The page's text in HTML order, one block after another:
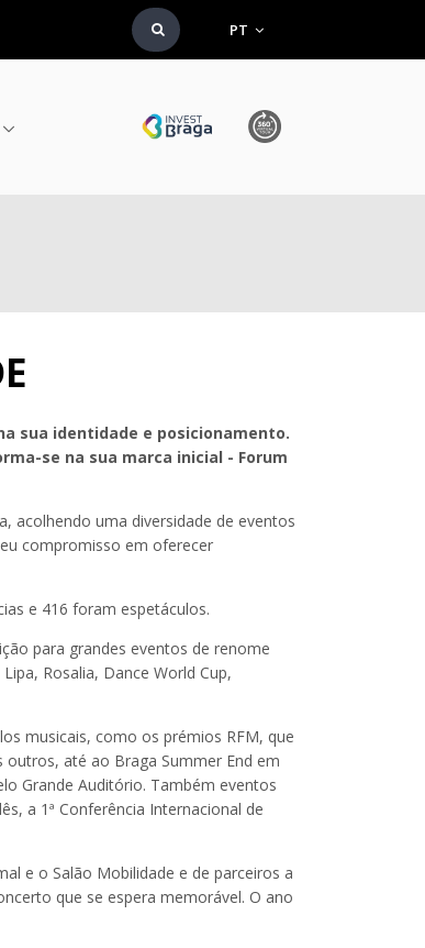
PT
sua identidade e posicionamento.
se na sua marca inicial - Forum
acolhendo uma diversidade de eventos
compromisso em oferecer
e 416 foram espetáculos.
para grandes eventos de renome
Rosalia, Dance World Cup,
musicais, como os prémios RFM, que
até ao Braga Summer End em
Grande Auditório. Também eventos
a 1ª Conferência Internacional de
e o Salão Mobilidade e de parceiros a
que se espera memorável. O ano